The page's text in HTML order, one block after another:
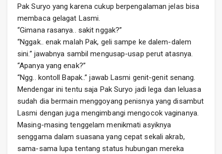
Pak Suryo yang karena cukup berpengalaman jelas bisa
membaca gelagat Lasmi.
“Gimana rasanya.. sakit nggak?”
“Nggak.. enak malah Pak, geli sampe ke dalem-dalem
sini.” jawabnya sambil mengusap-usap perut atasnya.
“Apanya yang enak?”
“Ngg.. kontoll Bapak..” jawab Lasmi genit-genit senang.
Mendengar ini tentu saja Pak Suryo jadi lega dan leluasa
sudah dia bermain menggoyang penisnya yang disambut
Lasmi dengan juga mengimbangi mengocok vaginanya.
Masing-masing tenggelam menikmati asyiknya
senggama dalam suasana yang cepat sekali akrab,
sama-sama lupa tentang status hubungan mereka